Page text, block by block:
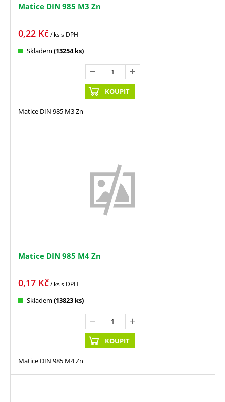
Matice DIN 985 M3 Zn
0,22 Kč/ kss DPH
Skladem (13254 ks)
KOUPIT
Matice DIN 985 M3 Zn
Matice DIN 985 M4 Zn
0,17 Kč/ kss DPH
Skladem (13823 ks)
KOUPIT
Matice DIN 985 M4 Zn